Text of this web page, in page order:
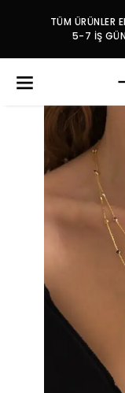
TÜM ÜRÜNLER
5-7 İŞ